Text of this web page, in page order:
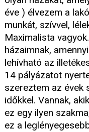
éve ) élvezem a
munkát, szívvel,
Maximalista
házaimnak,
lehívható az
14 pályázatot
szereztem az évek
időkkel. Vannak,
ez egy ilyen
ez a